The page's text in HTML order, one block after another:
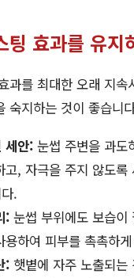
팅 효과를 유지
과를 최대한 오래 지속
숙지하는 것이 좋습니
세안: 눈썹 주변을 과도
고, 자극을 주지 않도록
.
: 눈썹 부위에도 보습이
용하여 피부를 촉촉하
: 햇볕에 자주 노출되는